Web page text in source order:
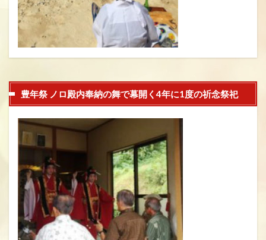
豊年祭 ノロ殿内奉納の舞で幕開く4年に1度の祈念祭祀